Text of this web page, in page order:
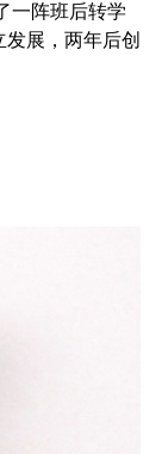
一阵班后转学
展，两年后创